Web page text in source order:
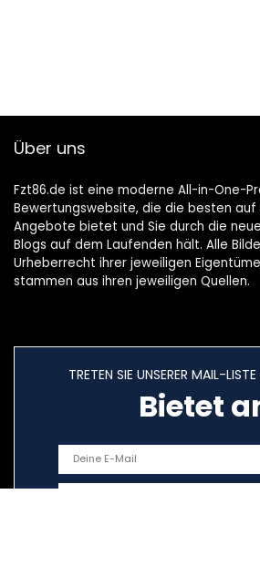
Über uns
Fzt86.de ist eine moderne All-in-One-
Bewertungswebsite, die die besten
Angebote bietet und Sie durch die
Blogs auf dem Laufenden hält. Alle
Urheberrecht ihrer jeweiligen
stammen aus ihren jeweiligen Quellen.
TRETEN SIE UNSERER MAIL-LISTE
Bietet